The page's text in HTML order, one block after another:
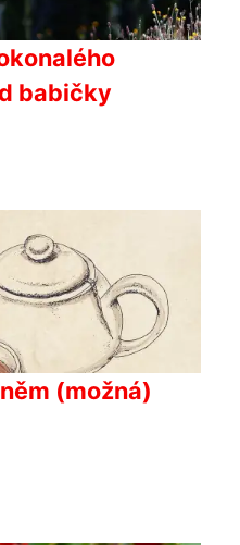
babičky
(možná)